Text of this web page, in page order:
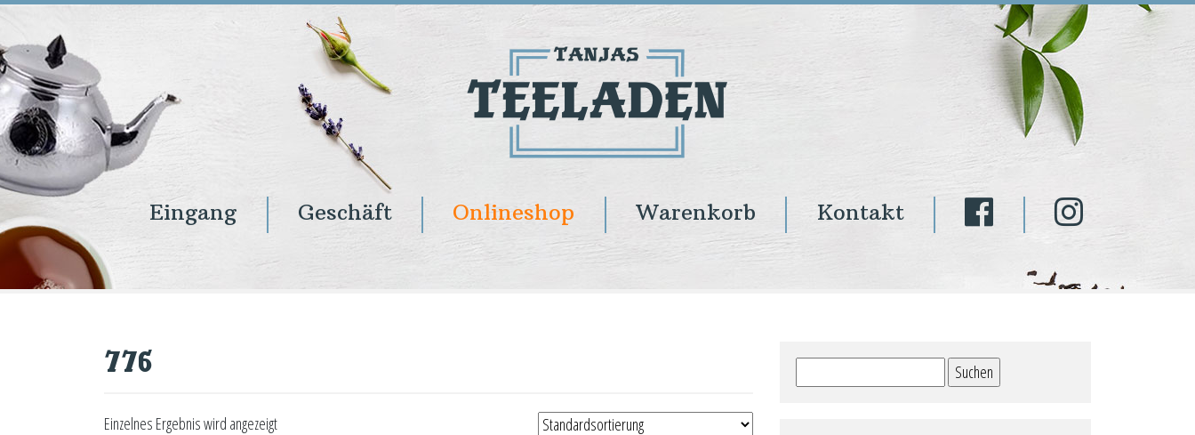
Eingang Geschäft Onlineshop Warenkorb Kontakt
776
Einzelnes Ergebnis wird angezeigt
nach:
Eingang
Geschäft
Onlineshop
Warenkorb
Kontakt